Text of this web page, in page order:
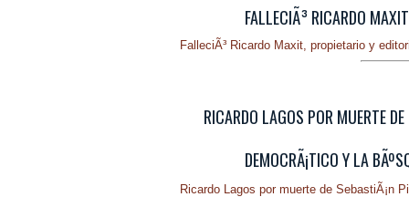
FALLECIÃ³ RICARDO
FalleciÃ³ Ricardo Maxit, propietario y
RICARDO LAGOS POR MUERTE
DEMOCRÃ¡TICO Y LA
Ricardo Lagos por muerte de SebastiÃ¡n